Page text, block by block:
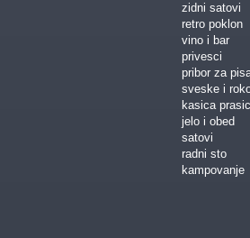
zidni satovi
retro poklon
vino i bar
privesci
pribor za
sveske i
kasica
jelo i obed
satovi
radni sto
kampovanje